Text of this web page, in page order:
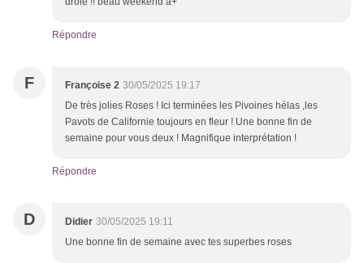
Répondre
F Françoise 2 30/05/2025 19:17
De très jolies Roses ! Ici terminées les Pivoines hélas ,les
Pavots de Californie toujours en fleur ! Une bonne fin de
semaine pour vous deux ! Magnifique interprétation !
Répondre
D Didier 30/05/2025 19:11
Une bonne fin de semaine avec tes superbes roses